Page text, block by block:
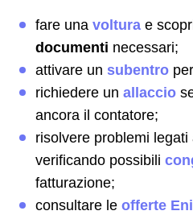
fare una voltura e
documenti necessari;
attivare un subentro
richiedere un allaccio
ancora il contatore;
risolvere problemi
verificando possibili
fatturazione;
consultare le offerte